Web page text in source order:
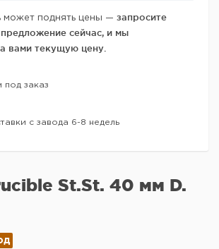
может поднять цены — запросите
сейчас, и мы
вами текущую цену.
под заказ
с завода 6-8 недель
St.St. 40 мм D.